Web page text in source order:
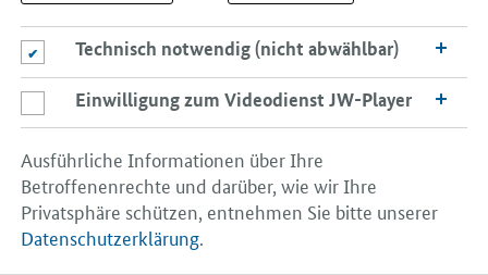
Technisch notwendig (nicht abwählbar)
Technisch notwendig (nicht abwählbar)
Einwilligung zum Videodienst JW-Player
Einwilligung zum Videodienst JW-Player
Ausführliche Informationen über Ihre
Betroffenenrechte und darüber, wie wir Ihre
Privatsphäre schützen, entnehmen Sie bitte unserer
Datenschutzerklärung.